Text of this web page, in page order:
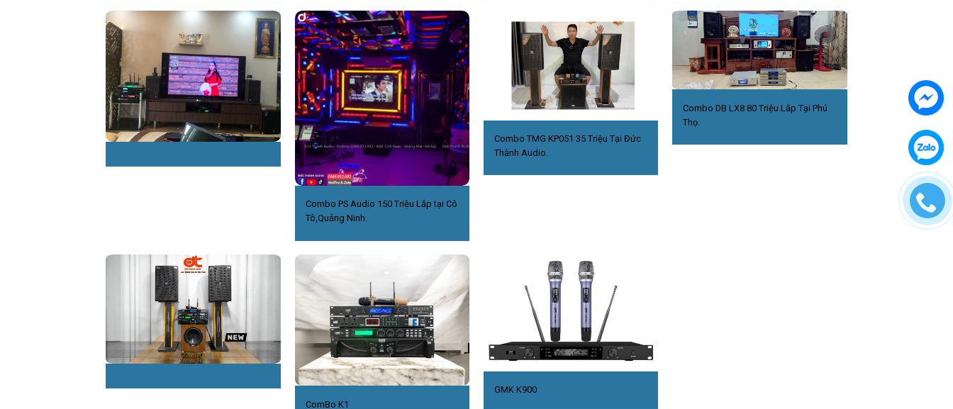
Combo PS Audio 150 Triệu Lắp tại Cô
Tô,Quảng Ninh.
Combo TMG KP051 35 Triệu Tại Đức
Thành Audio.
Combo DB LX8 80 Triệu.Lắp Tại Phú
Thọ.
ComBo K1
GMK K900